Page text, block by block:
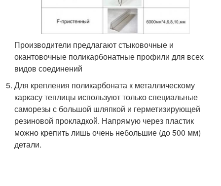
Производители предлагают стыковочные и
окантовочные поликарбонатные профили для всех
видов соединений
Для крепления поликарбоната к металлическому
каркасу теплицы используют только специальные
саморезы с большой шляпкой и герметизирующей
резиновой прокладкой. Напрямую через пластик
можно крепить лишь очень небольшие (до 500 мм)
детали.